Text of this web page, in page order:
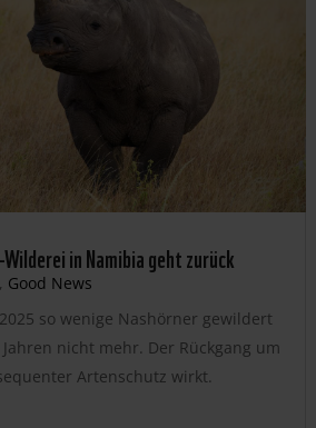
in Namibia geht zurück
, Good News
so wenige Nashörner gewildert
nicht mehr. Der Rückgang um
Artenschutz wirkt.